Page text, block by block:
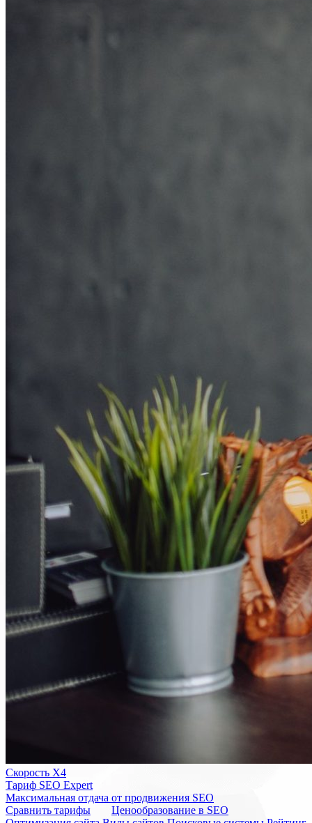
Скорость Х4
Тариф SEO Expert
Максимальная отдача от продвижения SEO
Cравнить тарифы
Ценообразование в SEO